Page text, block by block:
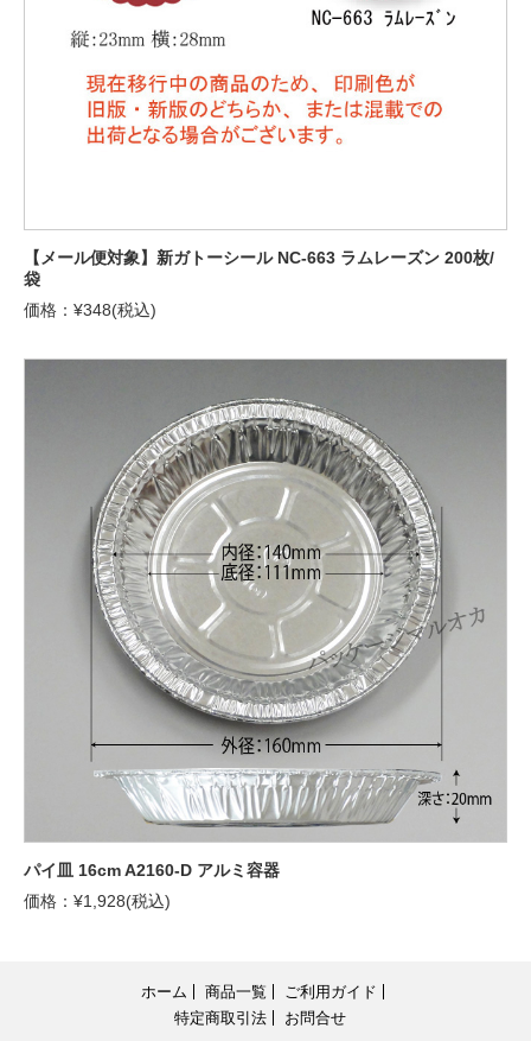
【メール便対象】新ガトーシール NC-663 ラムレーズン 200枚/
袋
価格：¥348(税込)
パイ皿 16cm A2160-D アルミ容器
価格：¥1,928(税込)
ホーム 商品一覧
ご利用ガイド
特定商取引法
お問合せ